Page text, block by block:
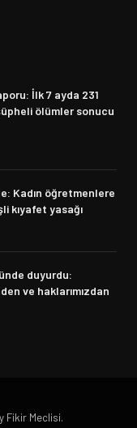
İlk 7 ayda 231
ölümler sonucu
Kadın öğretmenlere
kıyafet yasağı
duyurdu:
ve haklarımızdan
Fikir Meclisi.